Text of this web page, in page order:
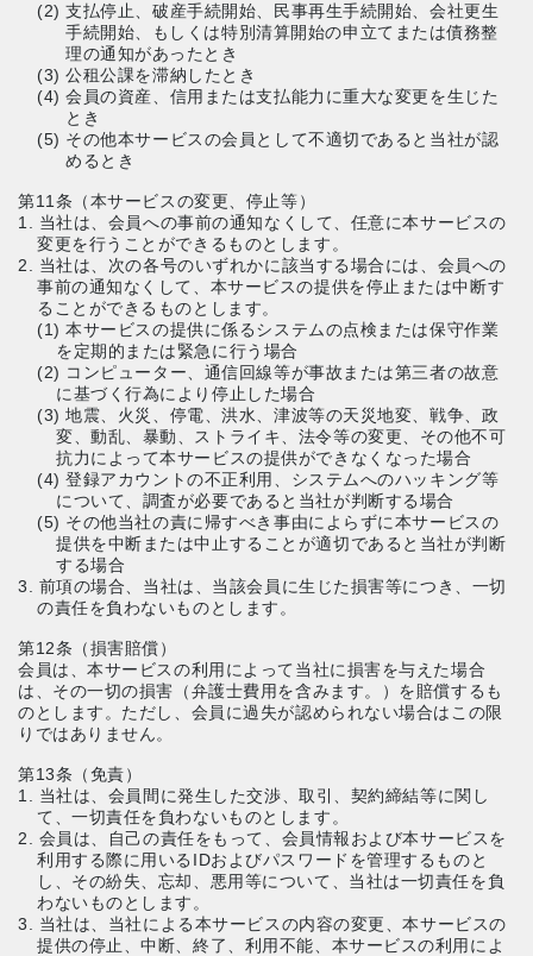
(2) 支払停止、破産手続開始、民事再生手続開始、会社更生
手続開始、もしくは特別清算開始の申立てまたは債務整
理の通知があったとき
(3) 公租公課を滞納したとき
(4) 会員の資産、信用または支払能力に重大な変更を生じた
とき
(5) その他本サービスの会員として不適切であると当社が認
めるとき
第11条（本サービスの変更、停止等）
1. 当社は、会員への事前の通知なくして、任意に本サービスの
変更を行うことができるものとします。
2. 当社は、次の各号のいずれかに該当する場合には、会員への
事前の通知なくして、本サービスの提供を停止または中断す
ることができるものとします。
(1) 本サービスの提供に係るシステムの点検または保守作業
を定期的または緊急に行う場合
(2) コンピューター、通信回線等が事故または第三者の故意
に基づく行為により停止した場合
(3) 地震、火災、停電、洪水、津波等の天災地変、戦争、政
変、動乱、暴動、ストライキ、法令等の変更、その他不可
抗力によって本サービスの提供ができなくなった場合
(4) 登録アカウントの不正利用、システムへのハッキング等
について、調査が必要であると当社が判断する場合
(5) その他当社の責に帰すべき事由によらずに本サービスの
提供を中断または中止することが適切であると当社が判断
する場合
3. 前項の場合、当社は、当該会員に生じた損害等につき、一切
の責任を負わないものとします。
第12条（損害賠償）
会員は、本サービスの利用によって当社に損害を与えた場合
は、その一切の損害（弁護士費用を含みます。）を賠償するも
のとします。ただし、会員に過失が認められない場合はこの限
りではありません。
第13条（免責）
1. 当社は、会員間に発生した交渉、取引、契約締結等に関し
て、一切責任を負わないものとします。
2. 会員は、自己の責任をもって、会員情報および本サービスを
利用する際に用いるIDおよびパスワードを管理するものと
し、その紛失、忘却、悪用等について、当社は一切責任を負
わないものとします。
3. 当社は、当社による本サービスの内容の変更、本サービスの
提供の停止、中断、終了、利用不能、本サービスの利用によ